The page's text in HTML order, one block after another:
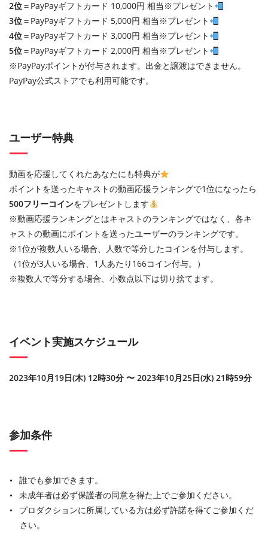
2位＝PayPayギフトカード 10,000円 相当※プレゼント
3位＝PayPayギフトカード 5,000円 相当※プレゼント
4位＝PayPayギフトカード 3,000円 相当※プレゼント
5位＝PayPayギフトカード 2,000円 相当※プレゼント
※PayPayポイントが付与されます。出金と譲渡はできません。
PayPay公式ストアでも利用可能です。
ユーザー特典
動画を応援してくれたあなたにも特典が
ポイントを送ったキャストの動画応援ランキングで1位になったら
500フリーコインをプレゼントします
※動画応援ランキングとはキャストのランキングではなく、各キ
ャストの動画にポイントを送ったユーザーのランキングです。
※1位が複数人いる場合、人数で等分したコインを付与します。
（1位が3人いる場合、1人あたり166コイン付与。）
※複数人で等分する場合、小数点以下は切り捨てます。
イベント実施スケジュール
2023年10月19日(木) 12時30分 〜 2023年10月25日(水) 21時59分
参加条件
誰でも参加できます。
未成年者は必ず保護者の同意を得た上でご参加ください。
プロダクションに所属している方は必ず許諾を得てご参加くだ
さい。